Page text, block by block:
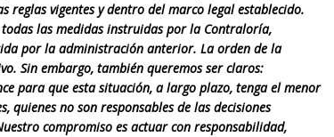
reglas vigentes y dentro del marco legal establecido.
las medidas instruidas por la Contraloría,
por la administración anterior. La orden de la
Sin embargo, también queremos ser claros:
para que esta situación, a largo plazo, tenga el menor
quienes no son responsables de las decisiones
compromiso es actuar con responsabilidad,